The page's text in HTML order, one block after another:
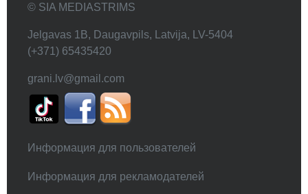
© SIA MEDIASTRIMS
Jelgavas 1B, Daugavpils, Latvija, LV-5404
(+371) 65435420
grani.lv@gmail.com
Информация для пользователей
Информация для рекламодателей